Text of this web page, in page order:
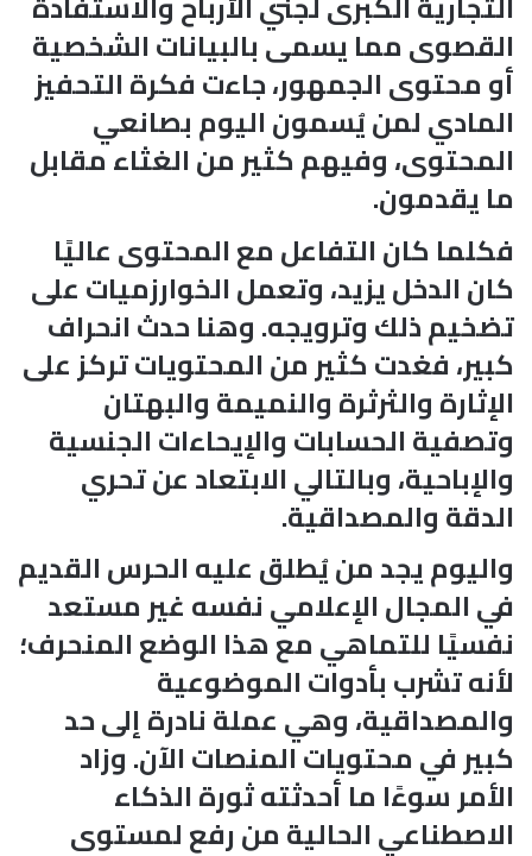
القصوى مما يسمى بالبيانات الشخصية
أو محتوى الجمهور، جاءت فكرة التحفيز
المادي لمن يُسمون اليوم بصانعي
المحتوى، وفيهم كثير من الغثاء مقابل
ما يقدمون.
فكلما كان التفاعل مع المحتوى عاليًا
كان الدخل يزيد، وتعمل الخوارزميات على
تضخيم ذلك وترويجه. وهنا حدث انحراف
كبير، فغدت كثير من المحتويات تركز على
الإثارة والثرثرة والنميمة والبهتان
وتصفية الحسابات والإيحاءات الجنسية
والإباحية، وبالتالي الابتعاد عن تحري
الدقة والمصداقية.
واليوم يجد من يُطلق عليه الحرس القديم
في المجال الإعلامي نفسه غير مستعد
نفسيًا للتماهي مع هذا الوضع المنحرف؛
لأنه تشرب بأدوات الموضوعية
والمصداقية، وهي عملة نادرة إلى حد
كبير في محتويات المنصات الآن. وزاد
الأمر سوءًا ما أحدثته ثورة الذكاء
الاصطناعي الحالية من رفع لمستوى